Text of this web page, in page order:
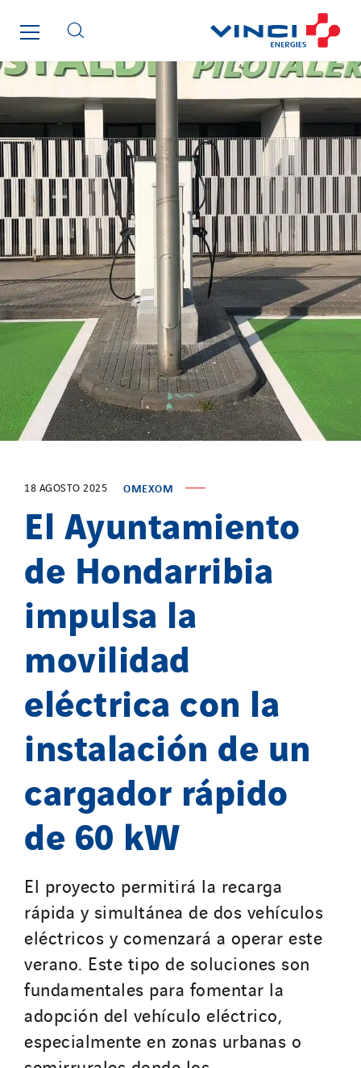
18 AGOSTO 2025 OMEXOM
El Ayuntamiento
de Hondarribia
impulsa la
movilidad
eléctrica con la
instalación de un
cargador rápido
de 60 kW
El proyecto permitirá la recarga
rápida y simultánea de dos vehículos
eléctricos y comenzará a operar este
verano. Este tipo de soluciones son
fundamentales para fomentar la
adopción del vehículo eléctrico,
especialmente en zonas urbanas o